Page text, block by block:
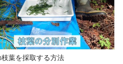
葉を採取する方法